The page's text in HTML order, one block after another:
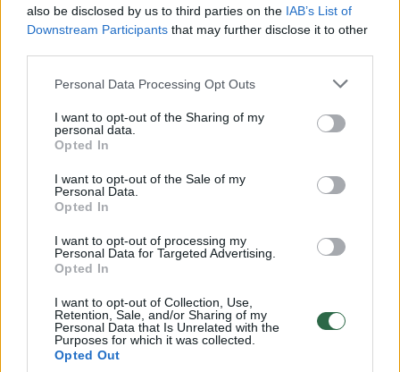
also be disclosed by us to third parties on the IAB’s List of
Downstream Participants that may further disclose it to other
Personal Data Processing Opt Outs
I want to opt-out of the Sharing of my
personal data.
Opted In
I want to opt-out of the Sale of my
Personal Data.
Opted In
I want to opt-out of processing my
Personal Data for Targeted Advertising.
Opted In
I want to opt-out of Collection, Use,
Retention, Sale, and/or Sharing of my
Personal Data that Is Unrelated with the
Purposes for which it was collected.
Opted Out
Rusai atakavo vaikų ligoninę
Pateikė
įvardijo
Jis siekia Ukrainai surengti tikrai siaubingą
jūs ir toliau stovėsite nuošalyje ir leisite tam
vykti? Kitais metais Ukrainai gali sektis